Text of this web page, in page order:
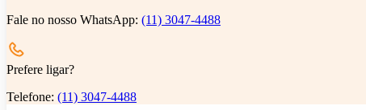
Fale no nosso WhatsApp: (11) 3047-4488
Prefere ligar?
Telefone: (11) 3047-4488